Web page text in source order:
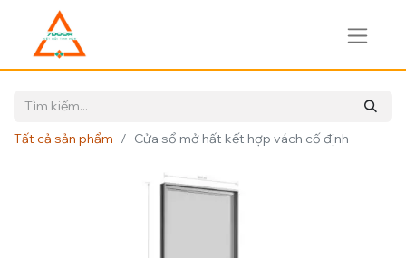
Tất cả sản phẩm Cửa sổ mở hất kết hợp vách cố định